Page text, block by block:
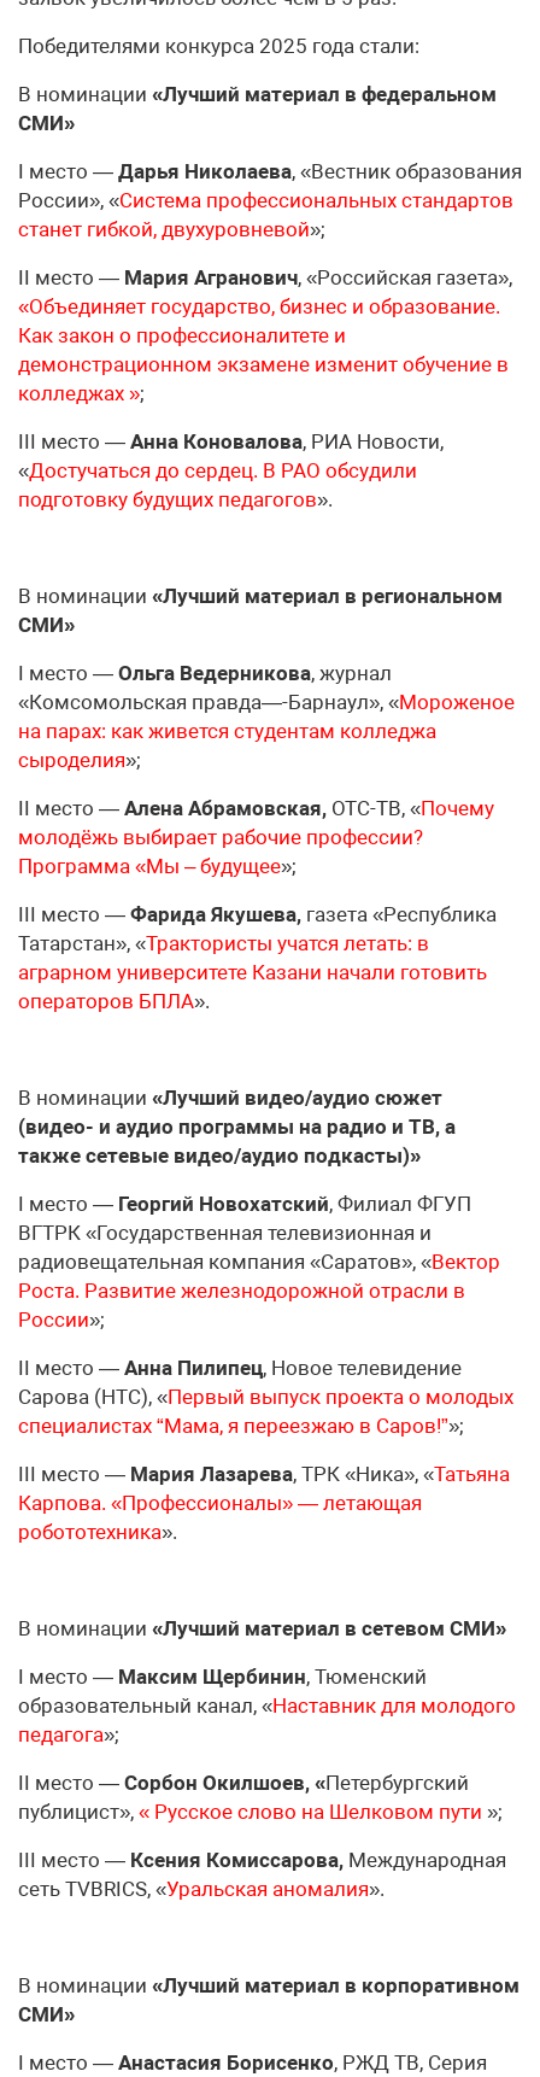
Победителями конкурса 2025 года стали:
В номинации «Лучший материал в федеральном
СМИ»
I место — Дарья Николаева, «Вестник образования
России», «Система профессиональных стандартов
станет гибкой, двухуровневой»;
II место — Мария Агранович, «Российская газета»,
«Объединяет государство, бизнес и образование.
Как закон о профессионалитете и
демонстрационном экзамене изменит обучение в
колледжах »;
III место — Анна Коновалова, РИА Новости,
«Достучаться до сердец. В РАО обсудили
подготовку будущих педагогов».
В номинации «Лучший материал в региональном
СМИ»
I место — Ольга Ведерникова, журнал
«Комсомольская правда—-Барнаул», «Мороженое
на парах: как живется студентам колледжа
сыроделия»;
II место — Алена Абрамовская, ОТС-ТВ, «Почему
молодёжь выбирает рабочие профессии?
Программа «Мы – будущее»;
III место — Фарида Якушева, газета «Республика
Татарстан», «Трактористы учатся летать: в
аграрном университете Казани начали готовить
операторов БПЛА».
В номинации «Лучший видео/аудио сюжет
(видео- и аудио программы на радио и ТВ, а
также сетевые видео/аудио подкасты)»
I место — Георгий Новохатский, Филиал ФГУП
ВГТРК «Государственная телевизионная и
радиовещательная компания «Саратов», «Вектор
Роста. Развитие железнодорожной отрасли в
России»;
II место — Анна Пилипец, Новое телевидение
Сарова (НТС), «Первый выпуск проекта о молодых
специалистах “Мама, я переезжаю в Саров!”»;
III место — Мария Лазарева, ТРК «Ника», «Татьяна
Карпова. «Профессионалы» — летающая
робототехника».
В номинации «Лучший материал в сетевом СМИ»
I место — Максим Щербинин, Тюменский
образовательный канал, «Наставник для молодого
педагога»;
II место — Сорбон Окилшоев, «Петербургский
публицист», « Русское слово на Шелковом пути »;
III место — Ксения Комиссарова, Международная
сеть TVBRICS, «Уральская аномалия».
В номинации «Лучший материал в корпоративном
СМИ»
I место — Анастасия Борисенко, РЖД ТВ, Серия